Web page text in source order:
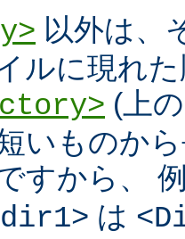
以外は、
ルに現れ
(上
いものか
すから、
は